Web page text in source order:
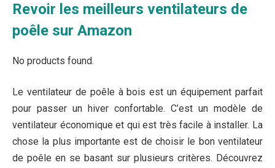
Revoir les meilleurs ventilateurs de
poêle sur Amazon
No products found.
Le ventilateur de poêle à bois est un équipement parfait
pour passer un hiver confortable. C’est un modèle de
ventilateur économique et qui est très facile à installer. La
chose la plus importante est de choisir le bon ventilateur
de poêle en se basant sur plusieurs critères. Découvrez